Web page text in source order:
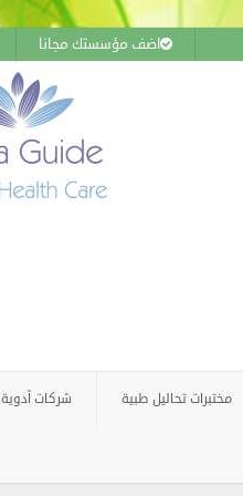
اضف مؤسستك مجانا
مختبرات تحاليل طبية شركات أدوية